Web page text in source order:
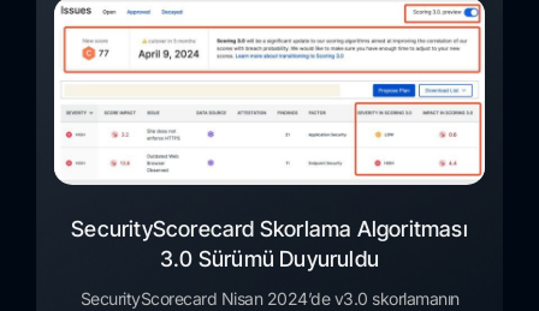
SecurityScorecard Skorlama Algoritması
3.0 Sürümü Duyuruldu
SecurityScorecard Nisan 2024’de v3.0 skorlamanın